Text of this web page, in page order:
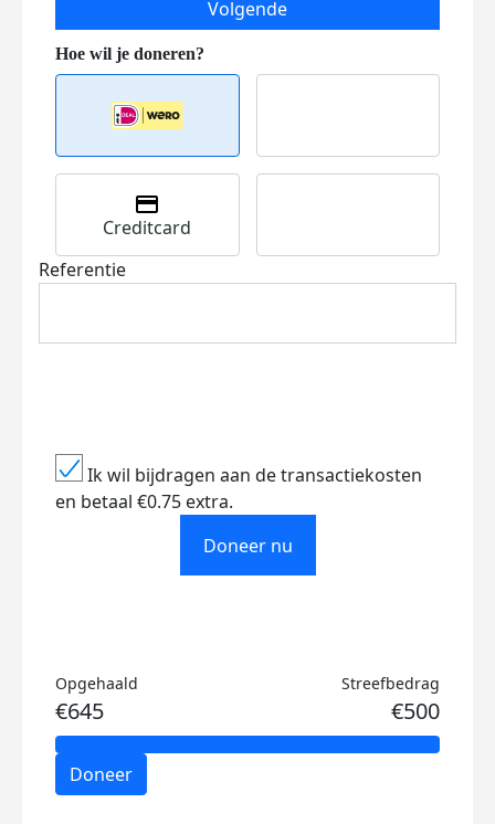
Volgende
Creditcard
Referentie
Ik wil bijdragen aan de transactiekosten
en betaal €0.75 extra.
Doneer nu
Opgehaald
€645
Streefbedrag
€500
Doneer